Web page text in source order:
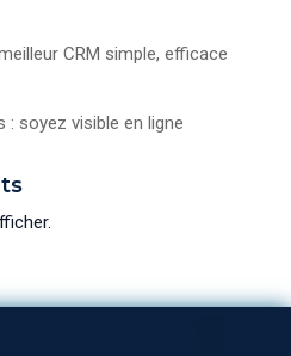
CRM simple, efficace
: soyez visible en ligne